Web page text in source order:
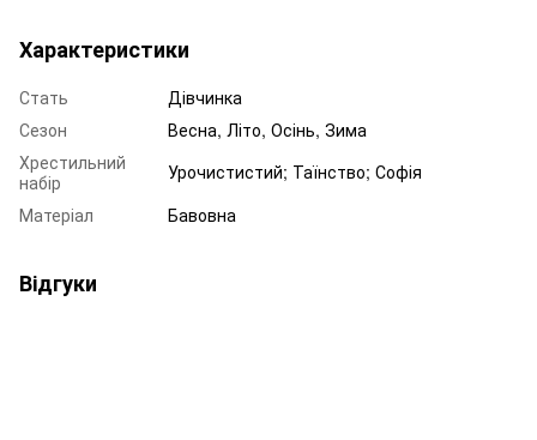
Характеристики
Стать
Дівчинка
Сезон
Весна, Літо, Осінь, Зима
Хрестильний
набір
Урочистистий; Таїнство; Софія
Матеріал
Бавовна
Відгуки